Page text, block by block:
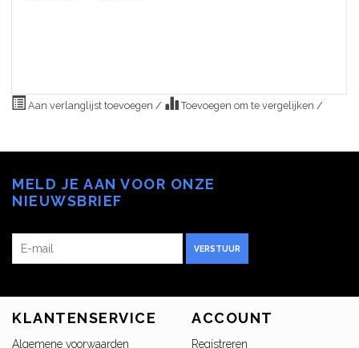
Aan verlanglijst toevoegen / Toevoegen om te vergelijken /
MELD JE AAN VOOR ONZE
NIEUWSBRIEF
VERSTUUR
KLANTENSERVICE
Algemene voorwaarden
ACCOUNT
Registreren